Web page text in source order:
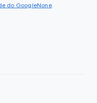
do GoogleNone.